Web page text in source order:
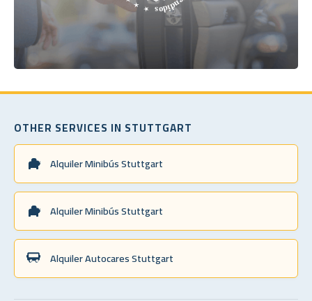
OTHER SERVICES IN STUTTGART
Alquiler Minibús Stuttgart
Alquiler Minibús Stuttgart
Alquiler Autocares Stuttgart